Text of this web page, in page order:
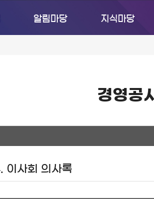
알림마당 지식마당
경영공시